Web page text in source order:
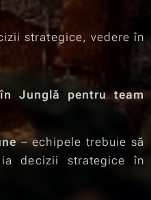
strategice, vedere în
Junglă pentru team
– echipele trebuie să
decizii strategice în